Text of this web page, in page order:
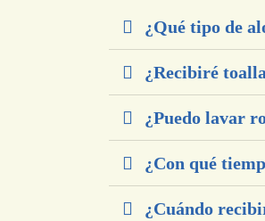
¿Qué tipo de
¿Recibiré
¿Puedo lavar
¿Con qué
¿Cuándo